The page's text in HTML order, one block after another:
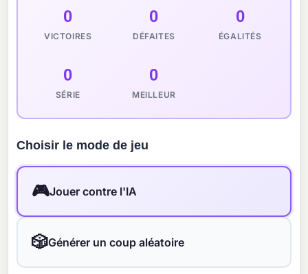
0
VICTOIRES
0
DÉFAITES
0
ÉGALITÉS
0
SÉRIE
0
MEILLEUR
Choisir le mode de jeu
🎮Jouer contre l'IA
🎲Générer un coup aléatoire